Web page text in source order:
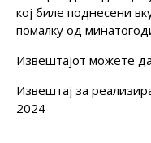
кој биле поднесени
помалку од
Извештајот можете
Извештај за
2024